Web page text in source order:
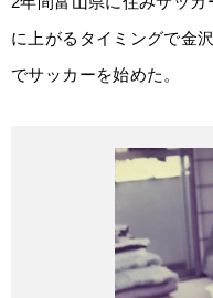
に上がるタイミングで金
でサッカーを始めた。